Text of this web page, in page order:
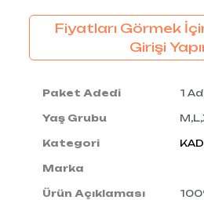
Fiyatları Görmek
Girişi
Paket Adedi 1
Yaş Grubu
Kategori
Marka
Ürün Açıklaması